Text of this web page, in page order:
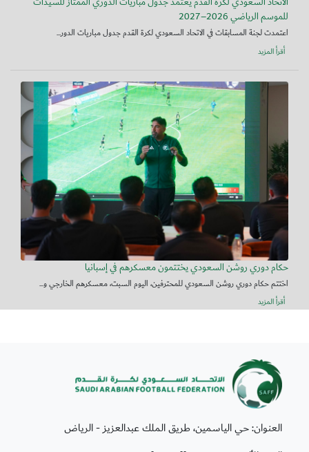
للموسم الرياضي 2026–2027
اعتمدت لجنة المسابقات في الاتحاد السعودي لكرة القدم جدول مباريات الدور...
أقرأ المزيد
حكام دوري روشن السعودي يختتمون معسكرهم في إسبانيا
اختتم حكام دوري روشن السعودي للمحترفين، اليوم السبت، معسكرهم الخارجي و...
أقرأ المزيد
العنوان: حي الياسمين، طريق الملك عبدالعزيز - الرياض